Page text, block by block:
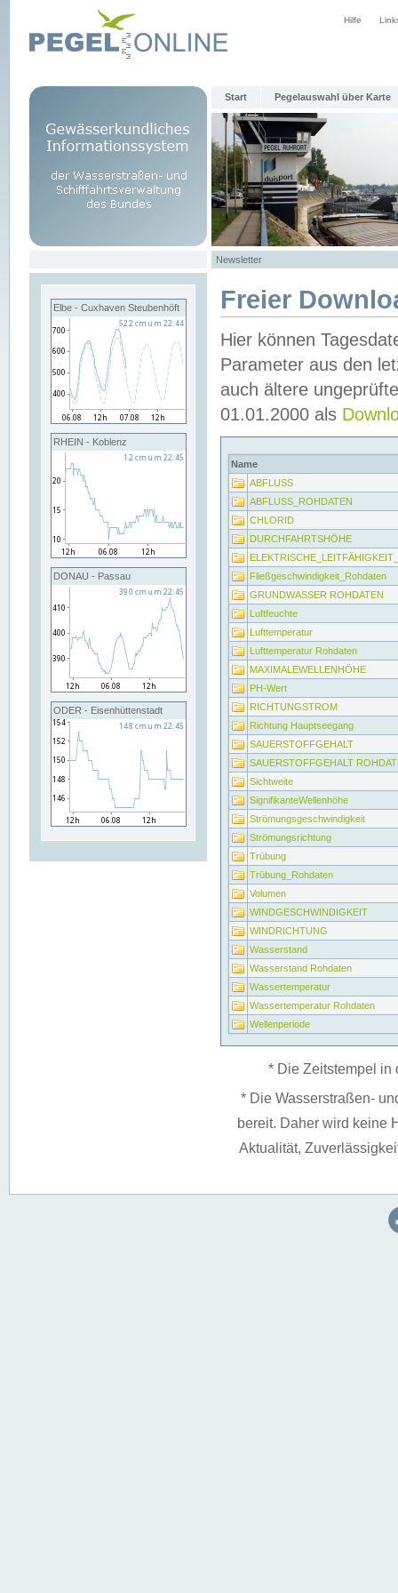
Hilfe
Start Pegelauswahl über Karte
Newsletter
Elbe - Cuxhaven Steubenhöft
RHEIN - Koblenz
DONAU - Passau
ODER - Eisenhüttenstadt
Freier
Hier können
Parameter aus den
auch ältere
01.01.2000 als
Name
ABFLUSS
ABFLUSS_ROHDATEN
CHLORID
DURCHFAHRTSHÖHE
Fließgeschwindigkeit_Rohdaten
GRUNDWASSER ROHDATEN
Luftfeuchte
Lufttemperatur
Lufttemperatur Rohdaten
MAXIMALEWELLENHÖHE
PH-Wert
RICHTUNGSTROM
Richtung Hauptseegang
SAUERSTOFFGEHALT
SAUERSTOFFGEHALT
Sichtweite
SignifikanteWellenhöhe
Strömungsgeschwindigkeit
Strömungsrichtung
Trübung
Trübung_Rohdaten
Volumen
WINDGESCHWINDIGKEIT
WINDRICHTUNG
Wasserstand
Wasserstand Rohdaten
Wassertemperatur
Wassertemperatur Rohdaten
Wellenperiode
* Die Zeitstempel in
* Die Wasserstraßen-
bereit. Daher wird keine
Aktualität,